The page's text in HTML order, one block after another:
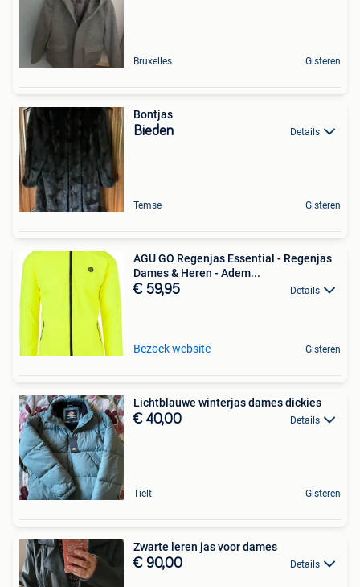
Bruxelles Gisteren
Bontjas
Bieden Details
Temse Gisteren
AGU GO Regenjas Essential - Regenjas
Dames & Heren - Adem...
€ 59,95 Details
Bezoek website Gisteren
Lichtblauwe winterjas dames dickies
€ 40,00 Details
Tielt Gisteren
Zwarte leren jas voor dames
€ 90,00 Details